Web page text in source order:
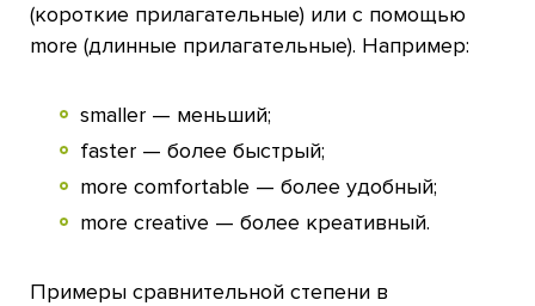
(короткие прилагательные) или с помощью
more (длинные прилагательные). Например:
smaller — меньший;
faster — более быстрый;
more comfortable — более удобный;
more creative — более креативный.
Примеры сравнительной степени в